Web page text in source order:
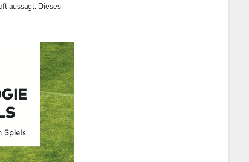
aussagt. Dieses